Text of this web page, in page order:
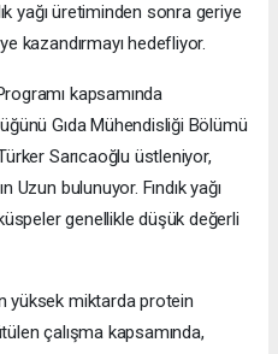
yağı üretiminden sonra geriye
kazandırmayı hedefliyor.
kapsamında
Gıda Mühendisliği Bölümü
Sarıcaoğlu üstleniyor,
Uzun bulunuyor. Fındık yağı
genellikle düşük değerli
yüksek miktarda protein
çalışma kapsamında,